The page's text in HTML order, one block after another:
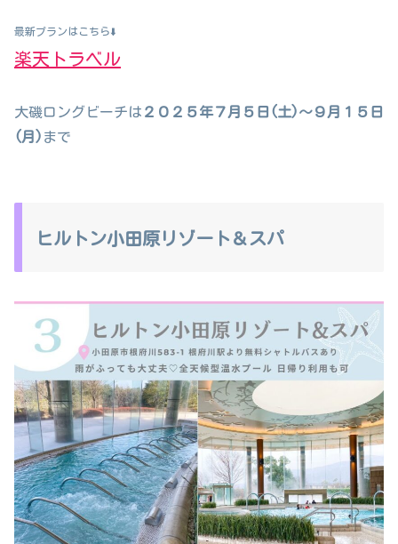
最新プランはこちら⬇️
楽天トラベル
大磯ロングビーチは ２０２５年７月５日(土)～９月１５日
(月) まで
ヒルトン小田原リゾート＆スパ